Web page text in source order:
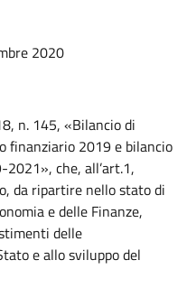
2020
n. 145, «Bilancio di
finanziario 2019 e bilancio
che, all’art.1,
da ripartire nello stato di
e delle Finanze,
delle
e allo sviluppo del